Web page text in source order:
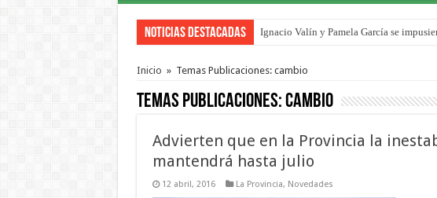
Noticias Destacadas Ignacio Valín y Pamela García se
Traigo el litoral en mi canción: 100 años
Inicio » Temas Publicaciones: cambio
Temas Publicaciones:cambio
Advierten que en la Provincia la
mantendrá hasta julio
12 abril, 2016 La Provincia, Novedades